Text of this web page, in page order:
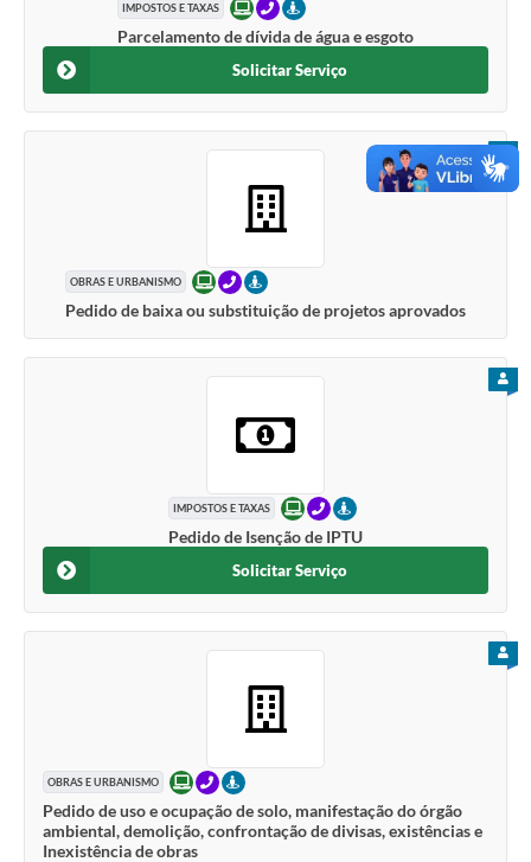
IMPOSTOS E TAXAS ONLINETELEFONEPRESENCIAL
Parcelamento de dívida de água e esgoto
Solicitar Serviço
OBRAS E URBANISMO ONLINETELEFONEPRESENCIAL
Pedido de baixa ou substituição de projetos aprovados
IMPOSTOS E TAXAS ONLINETELEFONEPRESENCIAL
Pedido de Isenção de IPTU
Solicitar Serviço
OBRAS E URBANISMO ONLINETELEFONEPRESENCIAL
Pedido de uso e ocupação de solo, manifestação do órgão
ambiental, demolição, confrontação de divisas, existências e
Inexistência de obras